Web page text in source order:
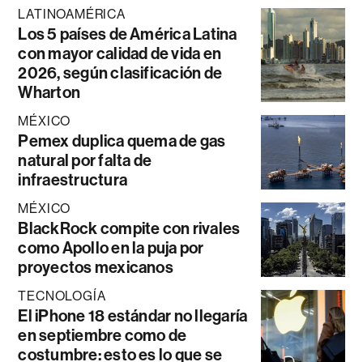
LATINOAMÉRICA
Los 5 países de América Latina
con mayor calidad de vida en
2026, según clasificación de
Wharton
MÉXICO
Pemex duplica quema de gas
natural por falta de
infraestructura
MÉXICO
BlackRock compite con rivales
como Apollo en la puja por
proyectos mexicanos
TECNOLOGÍA
El iPhone 18 estándar no llegaría
en septiembre como de
costumbre: esto es lo que se